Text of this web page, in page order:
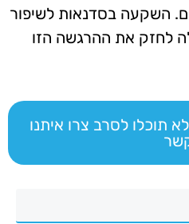
השקעה בסדנאות לשיפור
לחזק את ההרגשה הזו
תוכלו לסרב צרו איתנו